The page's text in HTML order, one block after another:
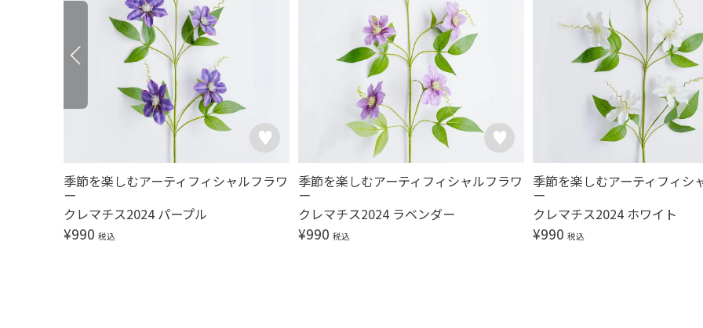
クレマチス2024 パープル
¥990 税込
季節を楽しむアーティフィシャルフラワ
ー
クレマチス2024 ラベンダー
¥990 税込
季節を楽しむアーティフィシャルフラワ
ー
クレマチス2024 ホワイト
¥990 税込
季節を楽しむアーティフィシ
ー